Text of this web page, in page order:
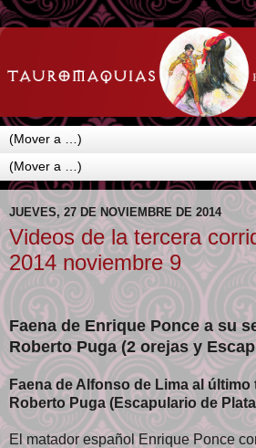
JUEVES, 27 DE NOVIEMBRE DE 2014
Videos de la tercera
2014 noviembre 9
Faena de Enrique Ponce a su
Roberto Puga (2 orejas y
Faena de Alfonso de Lima al
Roberto Puga (Escapulario de
El matador español Enrique Ponce